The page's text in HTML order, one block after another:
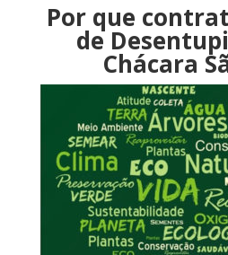
Por que
de
Chácara